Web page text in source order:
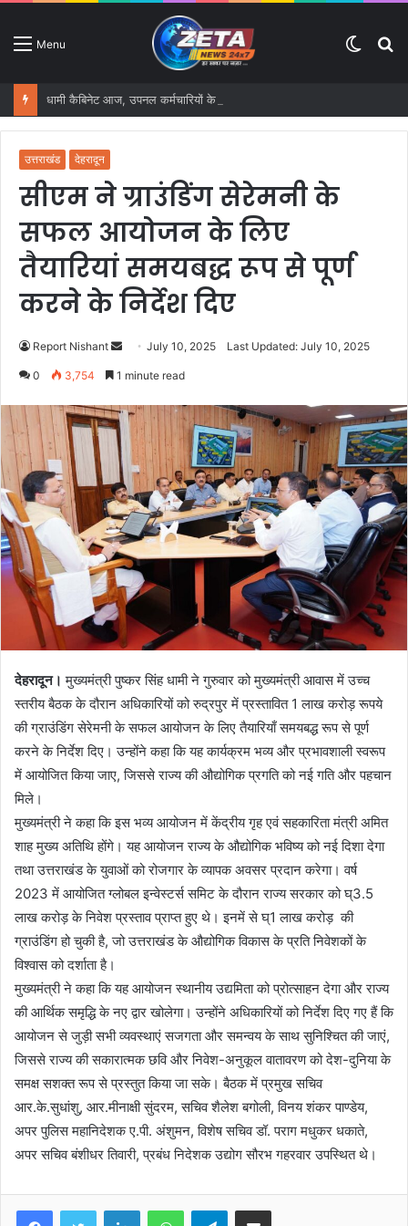
Menu
Switch
उत्तराखंड देहरादून
सीएम ने ग्राउंडिंग सेरेमनी के
सफल आयोजन के लिए
तैयारियां समयबद्ध रूप से पूर्ण
करने के निर्देश दिए
Report Nishant
d
e
m
a
i
l
July 10, 2025 Last Updated: July 10, 2025
0 3,754 1 minute read
देहरादून। मुख्यमंत्री पुष्कर सिंह धामी ने गुरुवार को मुख्यमंत्री आवास में उच्च
स्तरीय बैठक के दौरान अधिकारियों को रुद्रपुर में प्रस्तावित 1 लाख करोड़ रूपये
की ग्राउंडिंग सेरेमनी के सफल आयोजन के लिए तैयारियाँ समयबद्ध रूप से पूर्ण
करने के निर्देश दिए। उन्होंने कहा कि यह कार्यक्रम भव्य और प्रभावशाली स्वरूप
में आयोजित किया जाए, जिससे राज्य की औद्योगिक प्रगति को नई गति और पहचान
मिले।
मुख्यमंत्री ने कहा कि इस भव्य आयोजन में केंद्रीय गृह एवं सहकारिता मंत्री अमित
शाह मुख्य अतिथि होंगे। यह आयोजन राज्य के औद्योगिक भविष्य को नई दिशा देगा
तथा उत्तराखंड के युवाओं को रोजगार के व्यापक अवसर प्रदान करेगा। वर्ष
2023 में आयोजित ग्लोबल इन्वेस्टर्स समिट के दौरान राज्य सरकार को घ्3.5
लाख करोड़ के निवेश प्रस्ताव प्राप्त हुए थे। इनमें से घ्1 लाख करोड़ की
ग्राउंडिंग हो चुकी है, जो उत्तराखंड के औद्योगिक विकास के प्रति निवेशकों के
विश्वास को दर्शाता है।
मुख्यमंत्री ने कहा कि यह आयोजन स्थानीय उद्यमिता को प्रोत्साहन देगा और राज्य
की आर्थिक समृद्धि के नए द्वार खोलेगा। उन्होंने अधिकारियों को निर्देश दिए गए हैं कि
आयोजन से जुड़ी सभी व्यवस्थाएं सजगता और समन्वय के साथ सुनिश्चित की जाएं,
जिससे राज्य की सकारात्मक छवि और निवेश-अनुकूल वातावरण को देश-दुनिया के
समक्ष सशक्त रूप से प्रस्तुत किया जा सके। बैठक में प्रमुख सचिव
आर.के.सुधांशु, आर.मीनाक्षी सुंदरम, सचिव शैलेश बगोली, विनय शंकर पाण्डेय,
अपर पुलिस महानिदेशक ए.पी. अंशुमन, विशेष सचिव डॉ. पराग मधुकर धकाते,
अपर सचिव बंशीधर तिवारी, प्रबंध निदेशक उद्योग सौरभ गहरवार उपस्थित थे।
Telegram